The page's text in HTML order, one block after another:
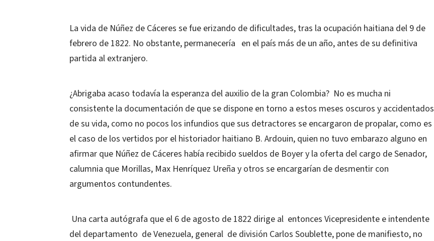
La vida de Núñez de Cáceres se fue erizando de dificultades, tras la ocupación haitiana del 9 de
febrero de 1822. No obstante, permanecería en el país más de un año, antes de su definitiva
partida al extranjero.
¿Abrigaba acaso todavía la esperanza del auxilio de la gran Colombia? No es mucha ni
consistente la documentación de que se dispone en torno a estos meses oscuros y accidentados
de su vida, como no pocos los infundios que sus detractores se encargaron de propalar, como es
el caso de los vertidos por el historiador haitiano B. Ardouin, quien no tuvo embarazo alguno en
afirmar que Núñez de Cáceres había recibido sueldos de Boyer y la oferta del cargo de Senador,
calumnia que Morillas, Max Henríquez Ureña y otros se encargarían de desmentir con
argumentos contundentes.
Una carta autógrafa que el 6 de agosto de 1822 dirige al entonces Vicepresidente e intendente
del departamento de Venezuela, general de división Carlos Soublette, pone de manifiesto, no